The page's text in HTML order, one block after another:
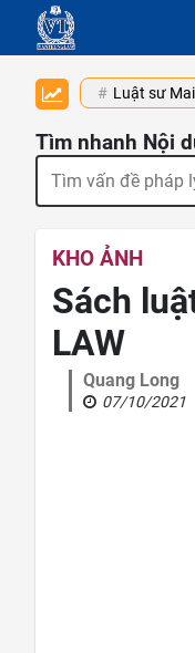
Luật sư
Tìm nhanh Nội
KHO ẢNH
Sách
LAW
Quang Long
07/10/2021